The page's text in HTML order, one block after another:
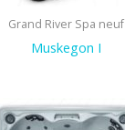
Grand River Spa neuf
Muskegon I